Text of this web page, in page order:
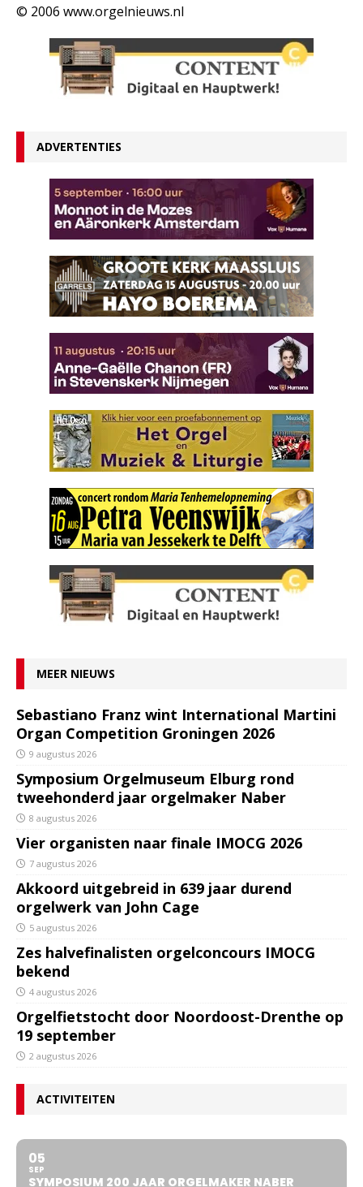
© 2006 www.orgelnieuws.nl
ADVERTENTIES
MEER NIEUWS
Sebastiano Franz wint International Martini
Organ Competition Groningen 2026
9 augustus 2026
Symposium Orgelmuseum Elburg rond
tweehonderd jaar orgelmaker Naber
8 augustus 2026
Vier organisten naar finale IMOCG 2026
7 augustus 2026
Akkoord uitgebreid in 639 jaar durend
orgelwerk van John Cage
5 augustus 2026
Zes halvefinalisten orgelconcours IMOCG
bekend
4 augustus 2026
Orgelfietstocht door Noordoost-Drenthe op
19 september
2 augustus 2026
ACTIVITEITEN
05
SEP
SYMPOSIUM 200 JAAR ORGELMAKER NABER